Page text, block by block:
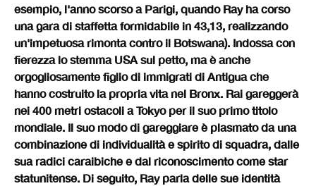
esempio, l'anno scorso a Parigi, quando Ray ha corso
una gara di staffetta formidabile in 43,13, realizzando
un'impetuosa rimonta contro il Botswana). Indossa con
fierezza lo stemma USA sul petto, ma è anche
orgogliosamente figlio di immigrati di Antigua che
hanno costruito la propria vita nel Bronx. Rai gareggerà
nei 400 metri ostacoli a Tokyo per il suo primo titolo
mondiale. Il suo modo di gareggiare è plasmato da una
combinazione di individualità e spirito di squadra, dalle
sua radici caraibiche e dal riconoscimento come star
statunitense. Di seguito, Ray parla delle sue identità